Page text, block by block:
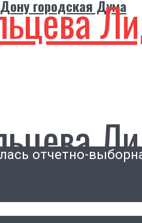
городская Дума
отчетно-